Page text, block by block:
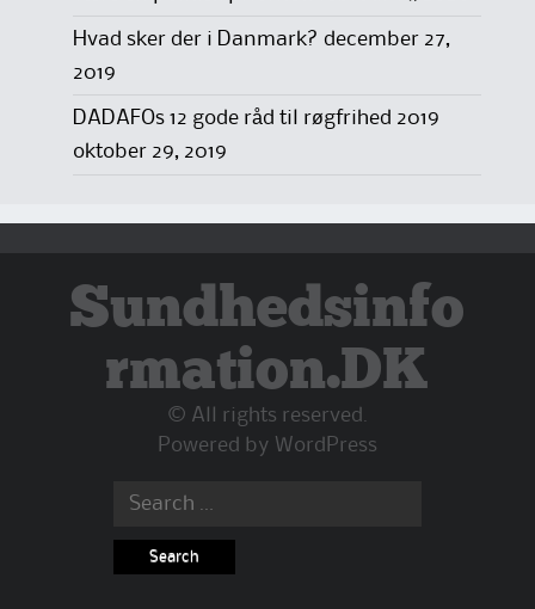
Hvad sker der i Danmark? december 27,
2019
DADAFOs 12 gode råd til røgfrihed 2019
oktober 29, 2019
Sundhedsinfo
rmation.DK
© All rights reserved.
Powered by WordPress
Search